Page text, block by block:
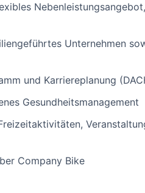
Unternehmen
und Karriereplanung
Gesundheitsmanagement
Company Bike